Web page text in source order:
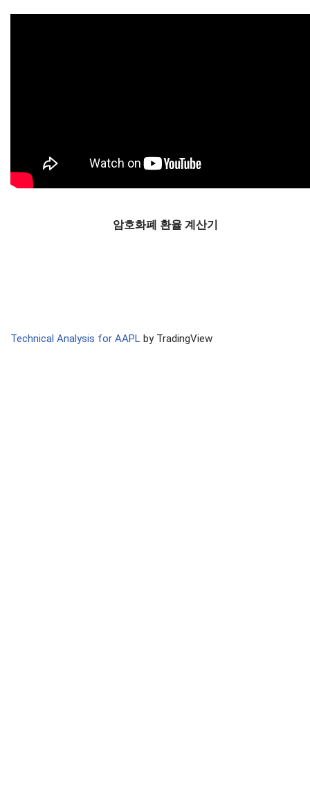
암호화폐 환율 계산기
Technical Analysis for AAPL by TradingView